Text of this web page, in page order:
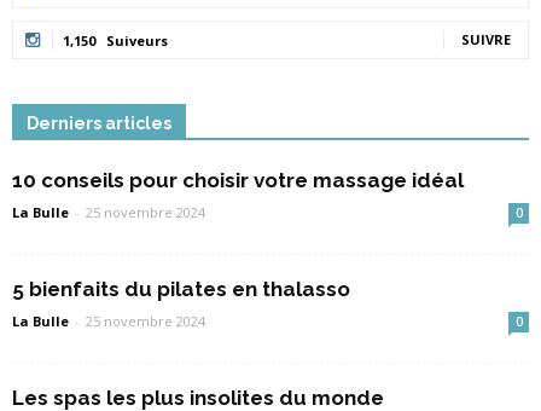
1,150 Suiveurs SUIVRE
Derniers articles
10 conseils pour choisir votre massage idéal
La Bulle - 25 novembre 2024 0
5 bienfaits du pilates en thalasso
La Bulle - 25 novembre 2024 0
Les spas les plus insolites du monde